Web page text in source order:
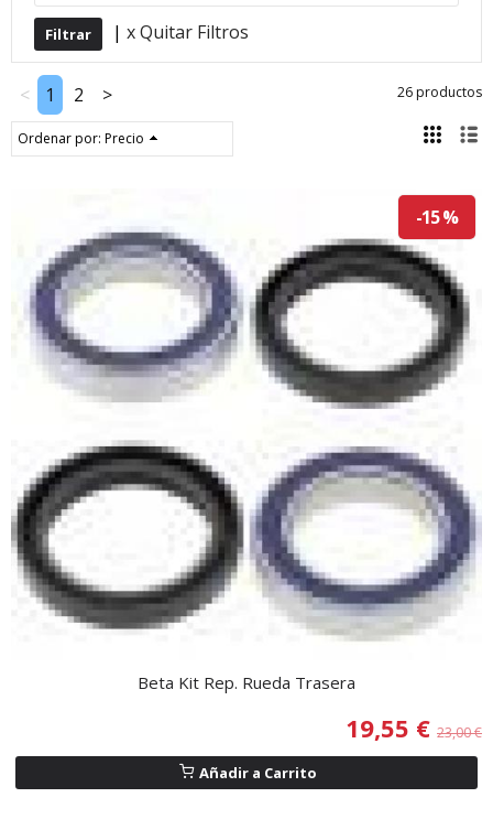
| x Quitar Filtros
< 1 2 > 26 productos
Ordenar por: Precio
-15 %
Beta Kit Rep. Rueda Trasera
19,55 € 23,00 €
Añadir a Carrito